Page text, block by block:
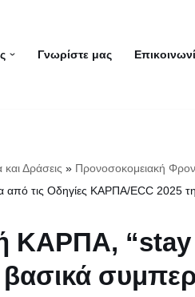
Γνωρίστε μας
Δράσεις » Προνοσοκομειακή
από τις Οδηγίες ΚΑΡΠΑ/ECC 2025
ΚΑΡΠΑ, “stay